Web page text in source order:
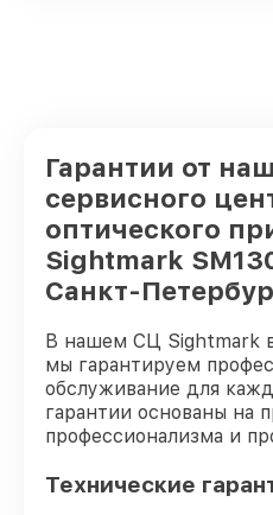
Гарантии от
сервисного
оптического
Sightmark
Санкт-
В нашем СЦ Sightmark
мы гарантируем
обслуживание для
гарантии основаны на
профессионализма и
Технические